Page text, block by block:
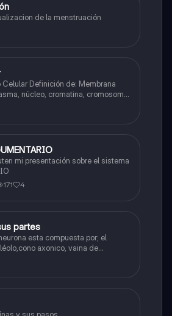
de la menstruación
de: Membrana
núcleo, cromatina, cromosoma
la interfase
mi presentación sobre el sistema
171 4
partes
esta compuesta por; el
axonico, vaina de
de schwann,nódulo de
Arborizacion terminal, botón